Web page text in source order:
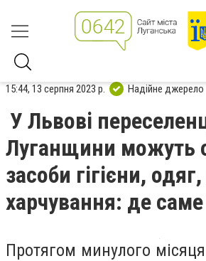
15:44, 13 серпня 2023 р. Надійне джерело
У Львові
Луганщини можуть
засоби гігієни,
харчування: де
Протягом минулого